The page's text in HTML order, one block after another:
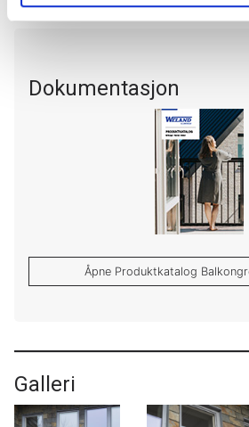
Dokumentasjon
Åpne Produktkatalog
Galleri